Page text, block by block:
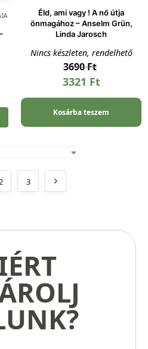
Éld, ami vagy ! A nő útja
önmagához – Anselm Grün,
Linda Jarosch
Nincs készleten, rendelhető
3690Ft
3321 Ft
Kosárba teszem
3